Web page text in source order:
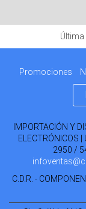
Promociones
IMPORTACIÓN Y
ELECTRÓNICOS
2950 /
C.D.R. -